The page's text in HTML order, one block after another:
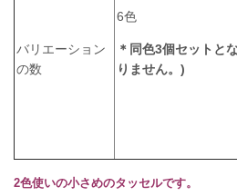
バリエーション
の数
6色
＊同色3個セットと
りません。)
2色使いの小さめのタッセルです。